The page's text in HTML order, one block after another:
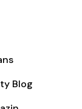
Blog